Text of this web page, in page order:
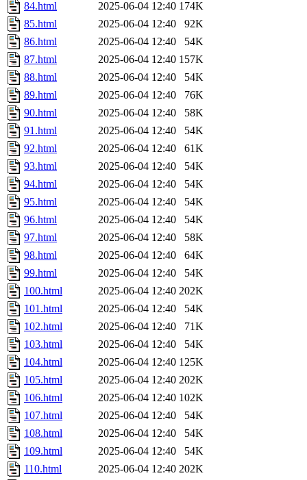
84.html
2025-06-04 12:40 174K
85.html
2025-06-04 12:40
92K
86.html
2025-06-04 12:40
54K
87.html
2025-06-04 12:40 157K
88.html
2025-06-04 12:40
54K
89.html
2025-06-04 12:40
76K
90.html
2025-06-04 12:40
58K
91.html
2025-06-04 12:40
54K
92.html
2025-06-04 12:40
61K
93.html
2025-06-04 12:40
54K
94.html
2025-06-04 12:40
54K
95.html
2025-06-04 12:40
54K
96.html
2025-06-04 12:40
54K
97.html
2025-06-04 12:40
58K
98.html
2025-06-04 12:40
64K
99.html
2025-06-04 12:40
54K
100.html
2025-06-04 12:40 202K
101.html
2025-06-04 12:40
54K
102.html
2025-06-04 12:40
71K
103.html
2025-06-04 12:40
54K
104.html
2025-06-04 12:40 125K
105.html
2025-06-04 12:40 202K
106.html
2025-06-04 12:40 102K
107.html
2025-06-04 12:40
54K
108.html
2025-06-04 12:40
54K
109.html
2025-06-04 12:40
54K
110.html
2025-06-04 12:40 202K